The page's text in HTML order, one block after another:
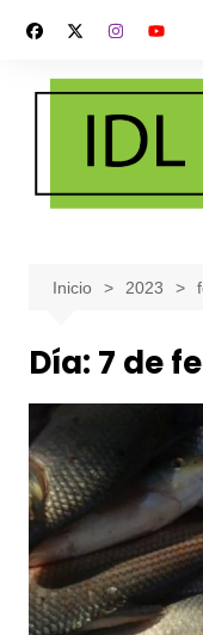
contenido
Inicio 2023
Día: 7 de